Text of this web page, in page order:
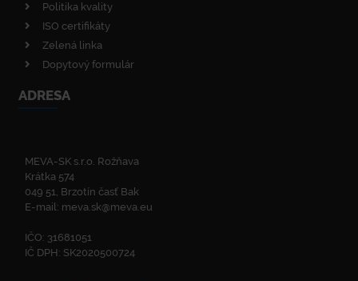
Politika kvality
ISO certifikáty
Zelená linka
Dopytový formulár
ADRESA
MEVA-SK s.r.o. Rožňava
Krátka 574
049 51, Brzotín časť Bak
E-mail: meva.sk@meva.eu
IČO: 31681051
IČ DPH: SK2020500724